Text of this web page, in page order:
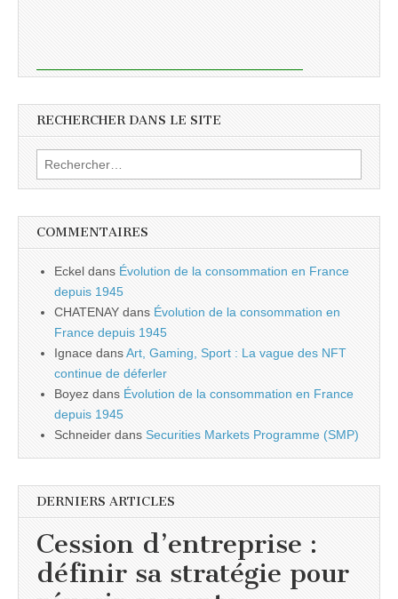
RECHERCHER DANS LE SITE
Rechercher :
COMMENTAIRES
Eckel dans Évolution de la consommation en France
depuis 1945
CHATENAY dans Évolution de la consommation en
France depuis 1945
Ignace dansArt, Gaming, Sport : La vague des NFT
continue de déferler
Boyez dans Évolution de la consommation en France
depuis 1945
Schneider dans Securities Markets Programme (SMP)
DERNIERS ARTICLES
Cession d’entreprise :
définir sa stratégie pour